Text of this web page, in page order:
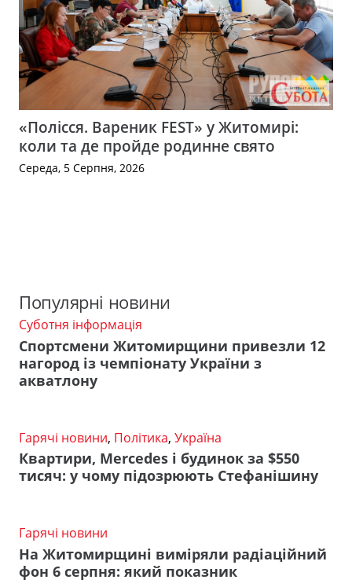
«Полісся. Вареник FEST» у Житомирі:
коли та де пройде родинне свято
Середа, 5 Серпня, 2026
Популярні новини
Суботня інформація
Спортсмени Житомирщини привезли 12
нагород із чемпіонату України з
акватлону
Гарячі новини, Політика, Україна
Квартири, Mercedes і будинок за $550
тисяч: у чому підозрюють Стефанішину
Гарячі новини
На Житомирщині виміряли радіаційний
фон 6 серпня: який показник